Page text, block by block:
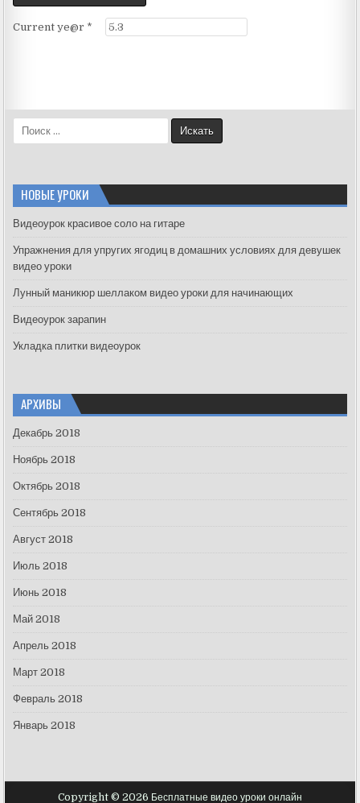
Current ye@r *
e
h
f
r
:
НОВЫЕ УРОКИ
Видеоурок красивое соло на гитаре
Упражнения для упругих ягодиц в домашних условиях для девушек
видео уроки
Лунный маникюр шеллаком видео уроки для начинающих
Видеоурок зарапин
Укладка плитки видеоурок
АРХИВЫ
Декабрь 2018
Ноябрь 2018
Октябрь 2018
Сентябрь 2018
Август 2018
Июль 2018
Июнь 2018
Май 2018
Апрель 2018
Март 2018
Февраль 2018
Январь 2018
Copyright © 2026 Бесплатные видео уроки онлайн